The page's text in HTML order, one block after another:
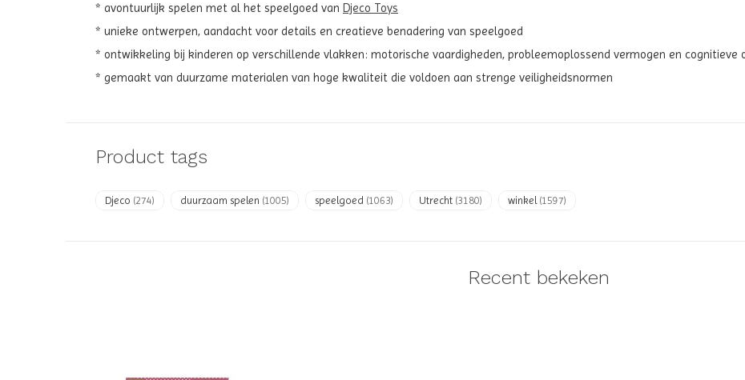
* avontuurlijk spelen met al het speelgoed van Djeco Toys
* unieke ontwerpen, aandacht voor details en creatieve benadering van speelgoed
* ontwikkeling bij kinderen op verschillende vlakken: motorische vaardigheden, probleemoplossend vermogen en cognitieve
* gemaakt van duurzame materialen van hoge kwaliteit die voldoen aan strenge veiligheidsnormen
Product tags
Djeco (274) duurzaam spelen (1005) speelgoed (1063) Utrecht (3180) winkel (1597)
Recent bekeken